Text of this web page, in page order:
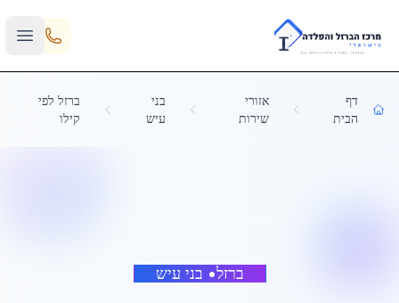
Skip to main content
דף
הבית
אזורי
שירות
בני
עיש
ברזל לפי
קילו
ברזל• בני עיש